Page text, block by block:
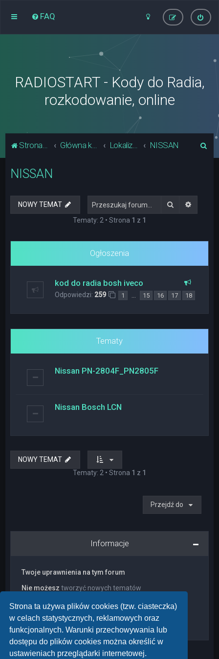
Strona ta używa plików cookies (tzw. ciasteczka)
w celach statystycznych, reklamowych oraz
funkcjonalnych. Warunki przechowywania lub
dostępu do plików cookies można określić w
ustawieniach przeglądarki internetowej.
FAQ
RADIOSTART - Kody do Radia,
rozkodowanie, online
Strona główna Główna kategoria forum Lokalizacja Układów Pamięci Radia NISSAN
NISSAN
NOWY TEMAT Szukaj
Tematy: 2 • Strona 1 z 1
Ogłoszenia
kod do radia bosh iveco
Odpowiedzi: 259 1 … 15 16 17 18
Tematy
Nissan PN-2804F_PN2805F
Nissan Bosch LCN
NOWY TEMAT
Tematy: 2 • Strona 1 z 1
Przejdź do
Informacje
Twoje uprawnienia na tym forum
Nie możesz tworzyć nowych tematów
Nie możeszzmieniać swoich postów
Nie możesz
usuwać swoich postów
Nie możeszdodawać załączników